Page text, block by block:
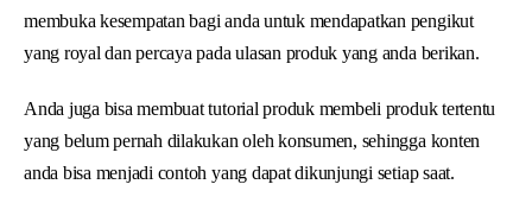
membuka kesempatan bagi anda untuk mendapatkan pengikut
yang royal dan percaya pada ulasan produk yang anda berikan.
Anda juga bisa membuat tutorial produk membeli produk tertentu
yang belum pernah dilakukan oleh konsumen, sehingga konten
anda bisa menjadi contoh yang dapat dikunjungi setiap saat.